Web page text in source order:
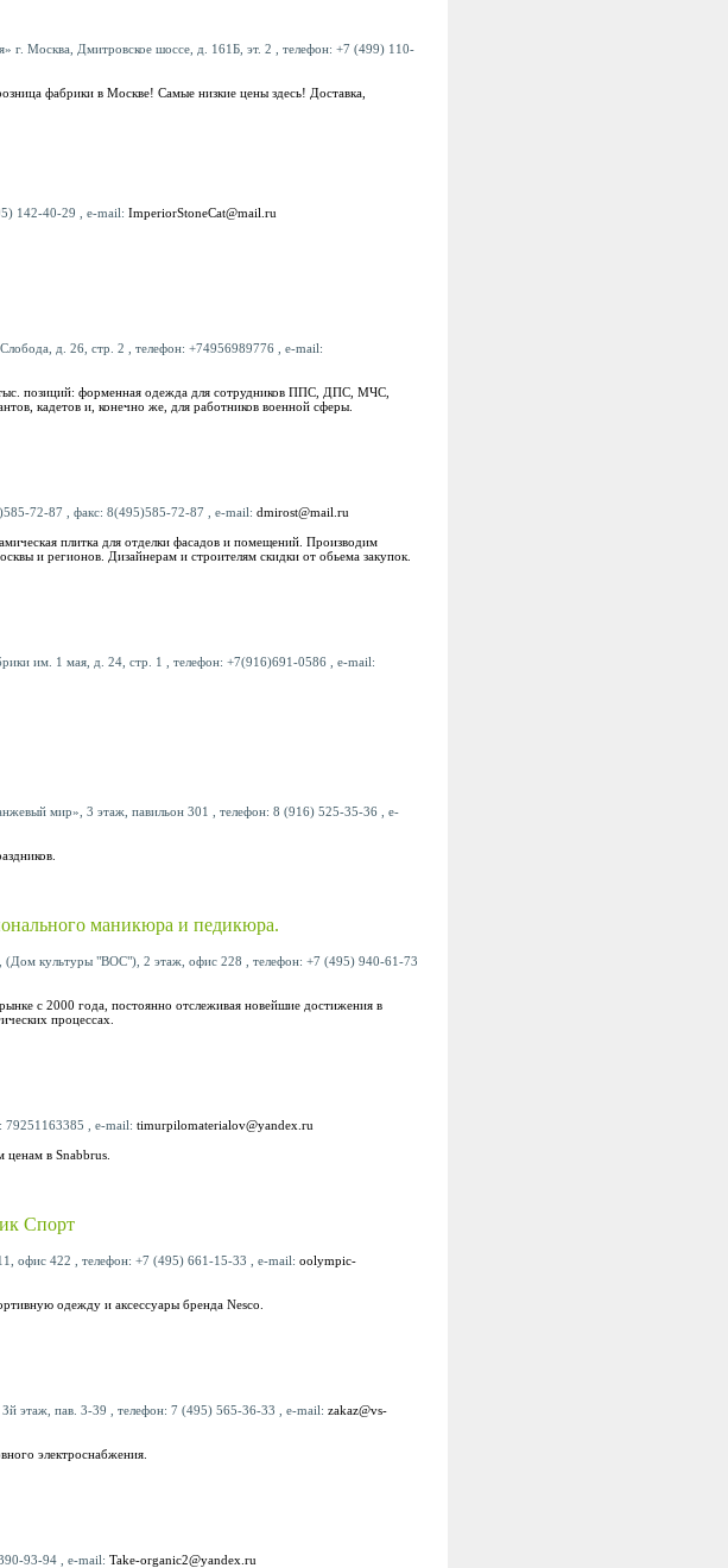
г. Москва, Дмитровское шоссе, д. 161Б, эт. 2 , телефон: +7 (499) 110-
фабрики в Москве! Самые низкие цены здесь! Доставка,
142-40-29 , e-mail: ImperiorStoneCat@mail.ru
д. 26, стр. 2 , телефон: +74956989776 , e-mail:
позиций: форменная одежда для сотрудников ППС, ДПС, МЧС,
кадетов и, конечно же, для работников военной сферы.
72-87 , факс: 8(495)585-72-87 , e-mail: dmirost@mail.ru
плитка для отделки фасадов и помещений. Производим
и регионов. Дизайнерам и строителям скидки от обьема закупок.
им. 1 мая, д. 24, стр. 1 , телефон: +7(916)691-0586 , e-mail:
мир», 3 этаж, павильон 301 , телефон: 8 (916) 525-35-36 , e-
маникюра и педикюра.
(Дом культуры "ВОС"), 2 этаж, офис 228 , телефон: +7 (495) 940-61-73
с 2000 года, постоянно отслеживая новейшие достижения в
процессах.
79251163385 , e-mail: timurpilomaterialov@yandex.ru
в Snabbrus.
Спорт
офис 422 , телефон: +7 (495) 661-15-33 , e-mail: oolympic-
одежду и аксессуары бренда Nesco.
этаж, пав. 3-39 , телефон: 7 (495) 565-36-33 , e-mail: zakaz@vs-
электроснабжения.
93-94 , e-mail: Take-organic2@yandex.ru